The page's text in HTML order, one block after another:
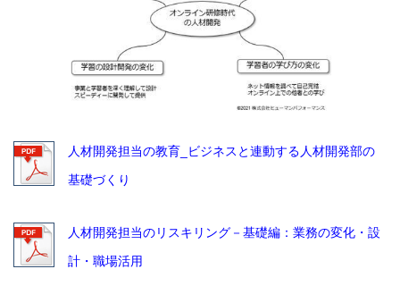
人材開発担当の教育_ビジネスと連動する人材開発部の
基礎づくり
人材開発担当のリスキリング－基礎編：業務の変化・設
計・職場活用